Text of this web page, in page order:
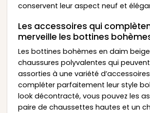
conservent leur aspect neuf et
Les accessoires qui
merveille les bottines
Les bottines bohèmes en daim
chaussures polyvalentes qui
assorties à une variété
compléter parfaitement leur style
look décontracté, vous pouvez les
paire de chaussettes hautes et un